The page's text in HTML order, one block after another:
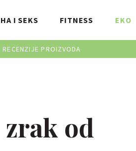
I SEKS FITNESS EKO
RECENZIJE PROIZVODA
od